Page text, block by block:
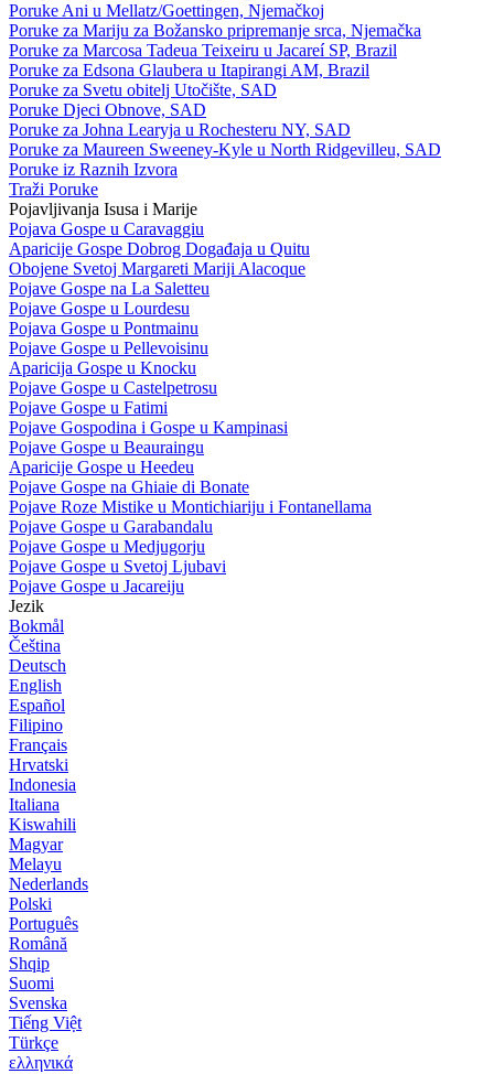
Poruke Ani u Mellatz/Goettingen, Njemačkoj
Poruke za Mariju za Božansko pripremanje srca, Njemačka
Poruke za Marcosa Tadeua Teixeiru u Jacareí SP, Brazil
Poruke za Edsona Glaubera u Itapirangi AM, Brazil
Poruke za Svetu obitelj Utočište, SAD
Poruke Djeci Obnove, SAD
Poruke za Johna Learyja u Rochesteru NY, SAD
Poruke za Maureen Sweeney-Kyle u North Ridgevilleu, SAD
Poruke iz Raznih Izvora
Traži Poruke
Pojavljivanja Isusa i Marije
Pojava Gospe u Caravaggiu
Aparicije Gospe Dobrog Događaja u Quitu
Obojene Svetoj Margareti Mariji Alacoque
Pojave Gospe na La Saletteu
Pojave Gospe u Lourdesu
Pojava Gospe u Pontmainu
Pojave Gospe u Pellevoisinu
Aparicija Gospe u Knocku
Pojave Gospe u Castelpetrosu
Pojave Gospe u Fatimi
Pojave Gospodina i Gospe u Kampinasi
Pojave Gospe u Beauraingu
Aparicije Gospe u Heedeu
Pojave Gospe na Ghiaie di Bonate
Pojave Roze Mistike u Montichiariju i Fontanellama
Pojave Gospe u Garabandalu
Pojave Gospe u Medjugorju
Pojave Gospe u Svetoj Ljubavi
Pojave Gospe u Jacareiju
Jezik
Bokmål
Čeština
Deutsch
English
Español
Filipino
Français
Hrvatski
Indonesia
Italiana
Kiswahili
Magyar
Melayu
Nederlands
Polski
Português
Română
Shqip
Suomi
Svenska
Tiếng Việt
Türkçe
ελληνικά